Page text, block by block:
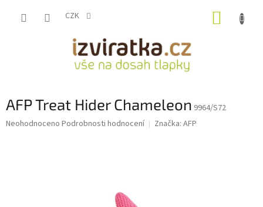
CZK
AFP Treat Hider Chameleon 9964/S72
Průměrné
Neohodnoceno Podrobnosti hodnocení Značka: AFP